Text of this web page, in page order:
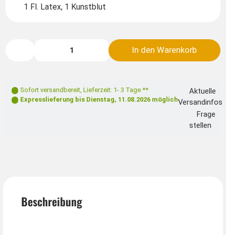
1 Fl. Latex, 1 Kunstblut
In den Warenkorb
Sofort versandbereit, Lieferzeit: 1- 3 Tage **
Expresslieferung bis Dienstag, 11.08.2026 möglich
Aktuelle
Versandinfos
Frage
stellen
Beschreibung